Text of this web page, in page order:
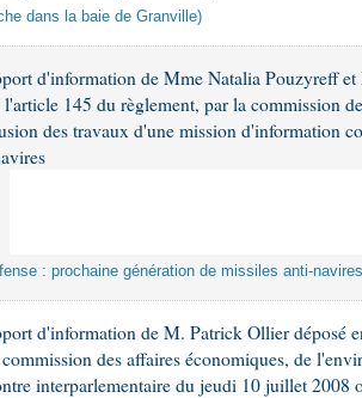
dans la baie de Granville)
d'information de Mme Natalia Pouzyreff
145 du règlement, par la commission
des travaux d'une mission d'information
: prochaine génération de missiles anti-
d'information de M. Patrick Ollier déposé
des affaires économiques, de
interparlementaire du jeudi 10 juillet 2008